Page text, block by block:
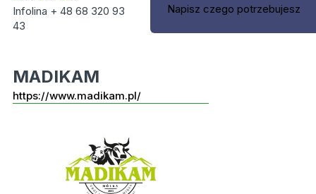
Infolina + 48 68 320 93
43
Napisz czego potrzebujesz
MADIKAM
https://www.madikam.pl/